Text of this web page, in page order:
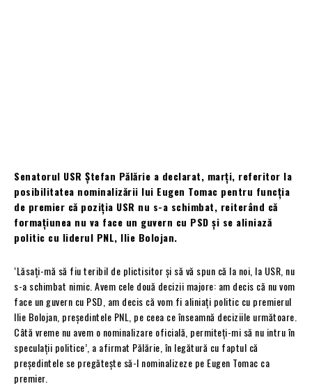
Senatorul USR Ștefan Pălărie a declarat, marți, referitor la
posibilitatea nominalizării lui Eugen Tomac pentru funcția
de premier că poziția USR nu s-a schimbat, reiterând că
formațiunea nu va face un guvern cu PSD și se aliniază
politic cu liderul PNL, Ilie Bolojan.
‘Lăsați-mă să fiu teribil de plictisitor și să vă spun că la noi, la USR, nu
s-a schimbat nimic. Avem cele două decizii majore: am decis că nu vom
face un guvern cu PSD, am decis că vom fi aliniați politic cu premierul
Ilie Bolojan, președintele PNL, pe ceea ce înseamnă deciziile următoare.
Câtă vreme nu avem o nominalizare oficială, permiteți-mi să nu intru în
speculații politice’, a afirmat Pălărie, în legătură cu faptul că
președintele se pregătește să-l nominalizeze pe Eugen Tomac ca
premier.